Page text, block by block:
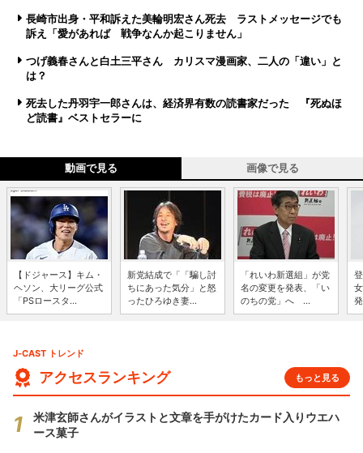
長崎市出身・平和訴えた美輪明宏さん死去 ラストメッセージでも
訴え「愛があれば 戦争なんか起こりません」
つげ義春さんと白土三平さん カリスマ漫画家、二人の「違い」と
は？
死去した丹羽宇一郎さんは、経済界有数の読書家だった 『死ぬほ
ど読書』ベストセラーに
動画で見る 画像で見る
【ドジャース】キム・
ヘソン、大リーグ公式
「PSロースタ...
新党結成で「「騙し討
ちにあった気分」と怒
ったひろゆき妻...
「れいわ新選組」が党
名の変更を発表、「い
のちの党」へ ...
J-CAST トレンド
アクセスランキング もっと見る
米津玄師さんがイラストと文章を手がけたカード入りウエハ
ース菓子